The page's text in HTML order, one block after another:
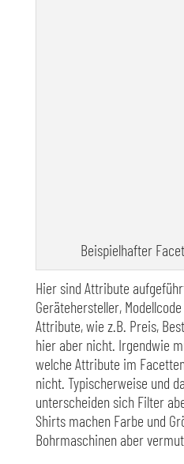
Beispielhafter
Hier sind Attribute
Gerätehersteller,
Attribute, wie z.B. Preis,
hier aber nicht. Irgendwie
welche Attribute im
nicht. Typischerweise und
unterscheiden sich Filter
Shirts machen Farbe und
Bohrmaschinen aber